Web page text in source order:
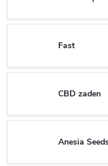
Fast
CBD zaden
Anesia